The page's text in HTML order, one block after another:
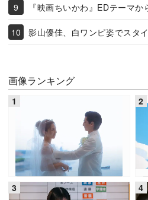
『映画ちいかわ』EDテーマか
影山優佳、白ワンピ姿でスタ
画像ランキング